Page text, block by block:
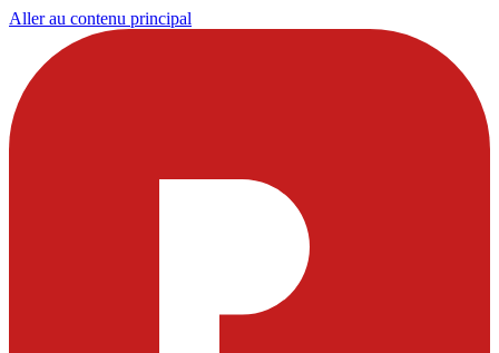
Aller au contenu principal